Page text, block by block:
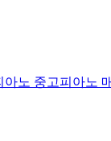
아노 중고피아노